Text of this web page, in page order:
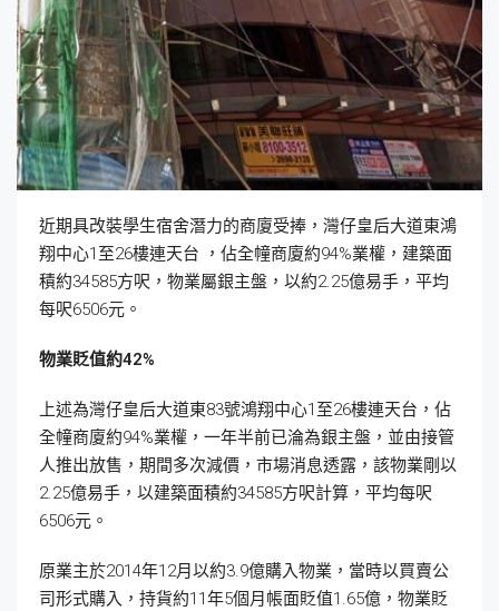
近期具改裝學生宿舍潛力的商廈受捧，灣仔皇后大道東鴻
翔中心1至26樓連天台 ，佔全幢商廈約94%業權，建築面
積約34585方呎，物業屬銀主盤，以約2.25億易手，平均
每呎6506元。
物業貶值約42%
上述為灣仔皇后大道東83號鴻翔中心1至26樓連天台，佔
全幢商廈約94%業權，一年半前已淪為銀主盤，並由接管
人推出放售，期間多次減價，市場消息透露，該物業剛以
2.25億易手，以建築面積約34585方呎計算，平均每呎
6506元。
原業主於2014年12月以約3.9億購入物業，當時以買賣公
司形式購入，持貨約11年5個月帳面貶值1.65億，物業貶